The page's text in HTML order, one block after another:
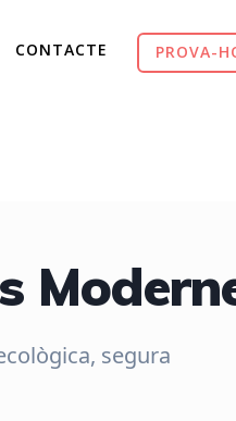
CONTACTE PROVA-
segura